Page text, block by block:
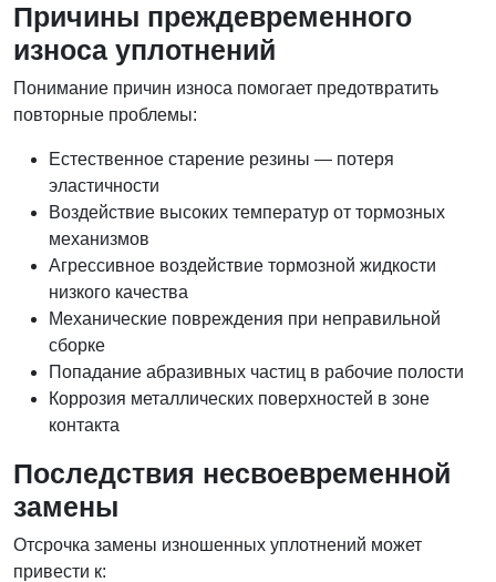
Причины преждевременного
износа уплотнений
Понимание причин износа помогает предотвратить
повторные проблемы:
Естественное старение резины — потеря
эластичности
Воздействие высоких температур от тормозных
механизмов
Агрессивное воздействие тормозной жидкости
низкого качества
Механические повреждения при неправильной
сборке
Попадание абразивных частиц в рабочие полости
Коррозия металлических поверхностей в зоне
контакта
Последствия несвоевременной
замены
Отсрочка замены изношенных уплотнений может
привести к: